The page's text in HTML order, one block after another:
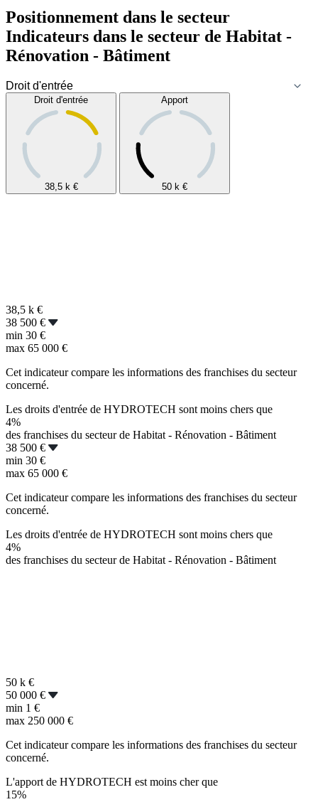
Positionnement dans le secteur
Indicateurs dans le secteur de Habitat -
Rénovation - Bâtiment
Droit d'entrée
38,5 k €
Apport
50 k €
38,5 k €
38 500 €
min 30 €
max 65 000 €
Cet indicateur compare les informations des franchises du secteur
concerné.
Les droits d'entrée de HYDROTECH sont moins chers que
4%
des franchises du secteur de Habitat - Rénovation - Bâtiment
38 500 €
min 30 €
max 65 000 €
Cet indicateur compare les informations des franchises du secteur
concerné.
Les droits d'entrée de HYDROTECH sont moins chers que
4%
des franchises du secteur de Habitat - Rénovation - Bâtiment
50 k €
50 000 €
min 1 €
max 250 000 €
Cet indicateur compare les informations des franchises du secteur
concerné.
L'apport de HYDROTECH est moins cher que
15%